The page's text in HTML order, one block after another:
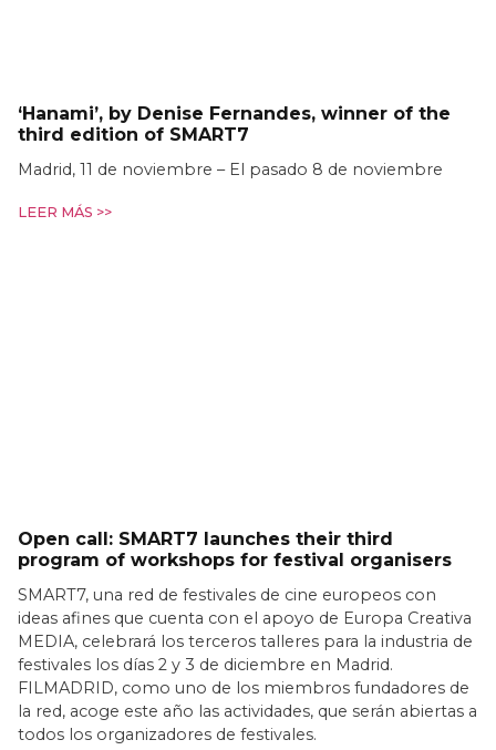
‘Hanami’, by Denise Fernandes, winner of the
third edition of SMART7
Madrid, 11 de noviembre – El pasado 8 de noviembre
LEER MÁS >>
Open call: SMART7 launches their third
program of workshops for festival organisers
SMART7, una red de festivales de cine europeos con
ideas afines que cuenta con el apoyo de Europa Creativa
MEDIA, celebrará los terceros talleres para la industria de
festivales los días 2 y 3 de diciembre en Madrid.
FILMADRID, como uno de los miembros fundadores de
la red, acoge este año las actividades, que serán abiertas a
todos los organizadores de festivales.